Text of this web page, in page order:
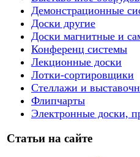
Демонстрационные
Доски другие
Доски магнитные и
Конференц системы
Лекционные доски
Лотки-сортировщики
Стеллажи и
Флипчарты
Электронные доски,
Статьи на сайте